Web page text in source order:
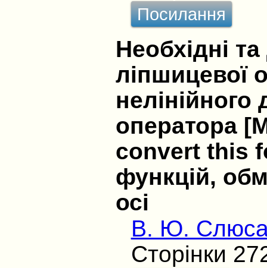
Посилання
Необхідні
ліпшицевої
оператора
convert this
функцій,
осі
В. Ю.
Сторінки